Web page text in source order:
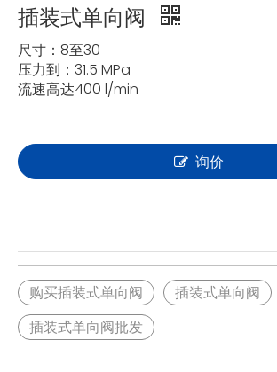
插装式单向阀
尺寸：8至30
压力到：31.5 MPa
流速高达400 l/min
询价
购买插装式单向阀
插装式单向阀
插装式单向阀批发